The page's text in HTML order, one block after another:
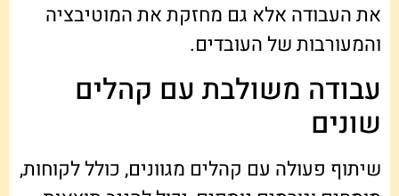
את העבודה אלא גם מחזקת את המוטיבציה
והמעורבות של העובדים.
עבודה משולבת עם קהלים
שונים
שיתוף פעולה עם קהלים מגוונים, כולל לקוחות,